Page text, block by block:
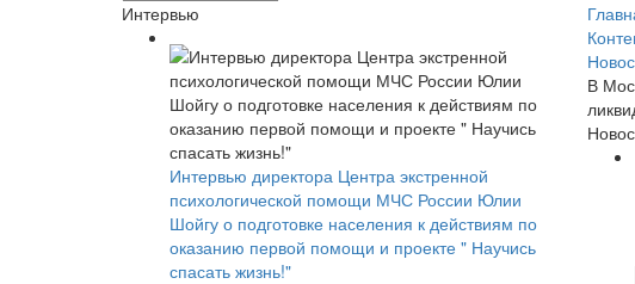
Интервью
Интервью директора Центра экстренной
психологической помощи МЧС России Юлии
Шойгу о подготовке населения к действиям по
оказанию первой помощи и проекте " Научись
спасать жизнь!"
В